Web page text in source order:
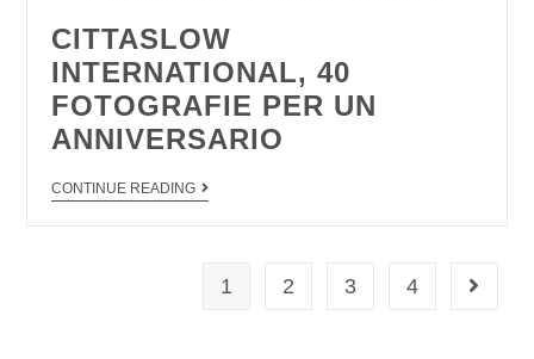
CITTASLOW
INTERNATIONAL, 40
FOTOGRAFIE PER UN
ANNIVERSARIO
CONTINUE READING
1 2 3 4